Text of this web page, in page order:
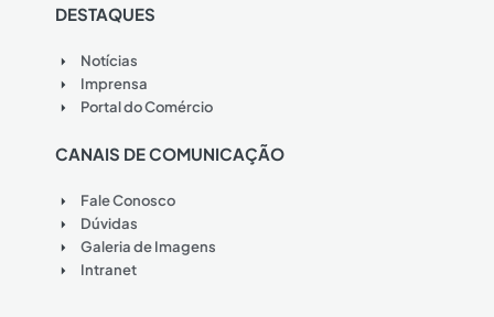
DESTAQUES
Notícias
Imprensa
Portal do Comércio
CANAIS DE COMUNICAÇÃO
Fale Conosco
Dúvidas
Galeria de Imagens
Intranet